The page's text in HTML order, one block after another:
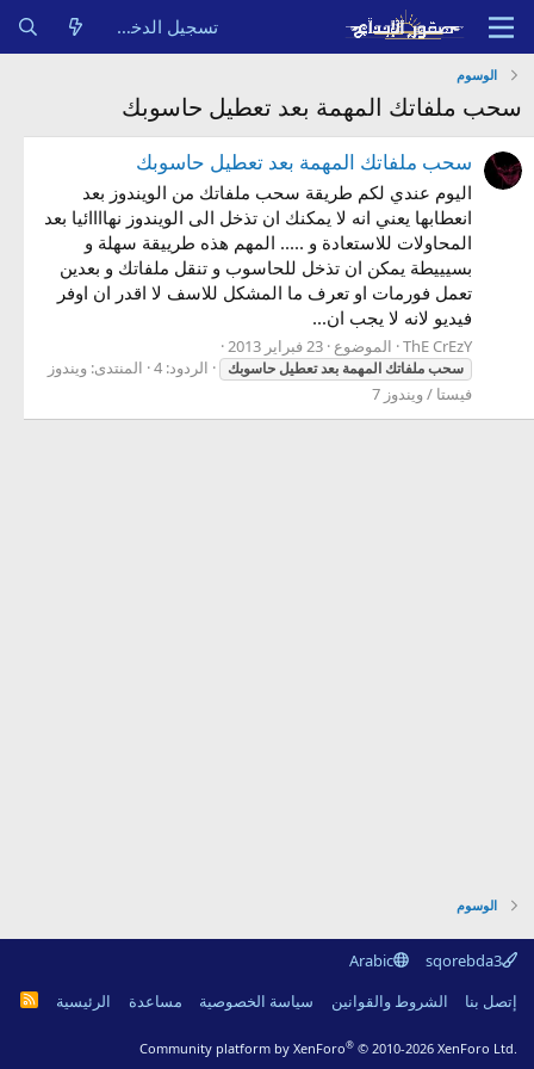
تسجيل الدخول
الوسوم
سحب ملفاتك المهمة بعد تعطيل حاسوبك
سحب ملفاتك المهمة بعد تعطيل حاسوبك
اليوم عندي لكم طريقة سحب ملفاتك من الويندوز بعد
انعطابها يعني انه لا يمكنك ان تذخل الى الويندوز نهاااائيا بعد
المحاولات للاستعادة و ..... المهم هذه طرييقة سهلة و
بسيييطة يمكن ان تذخل للحاسوب و تنقل ملفاتك و بعدين
تعمل فورمات او تعرف ما المشكل للاسف لا اقدر ان اوفر
فيديو لانه لا يجب ان...
ThE CrEzY الموضوع 23 فبراير 2013
سحبملفاتك المهمة بعدتعطيل حاسوبك الردود: 4 المنتدى: ويندوز
فيستا / ويندوز 7
الوسوم
sqorebda3
Arabic
إتصل بنا
الشروط والقوانين سياسة الخصوصية مساعدة الرئيسية
R
Community platform by XenForo® © 2010-2026 XenForo Ltd.